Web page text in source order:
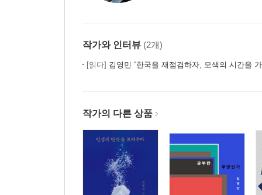
헌법재판소의 결정을 기다리는 자세 161
대선 후보와 토론하는 법 170
보이지 않는 나라 183
사라지는 사람들 187
하데스와 시시포스 191
개돼지 사태와 관련하여 교육부가 할 일 195
소반과 숟가락 200
여름에 생각하는 중세의 겨울 204
작가와 인터뷰 (2개)
[읽다] 김영민 “한국을 재점검하자, 모색의 시간을
작가의 다른 상품